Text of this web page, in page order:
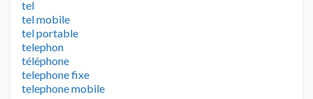
tel
tel mobile
tel portable
telephon
téléphone
telephone fixe
telephone mobile